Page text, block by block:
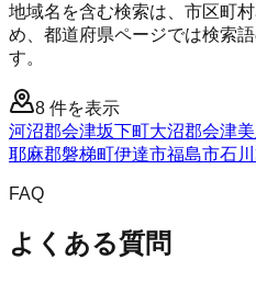
地域名を含む検索は、市区町
め、都道府県ページでは検索
す。
8 件を表示
河沼郡会津坂下町大沼郡会津
耶麻郡磐梯町伊達市福島市石
FAQ
よくある質問